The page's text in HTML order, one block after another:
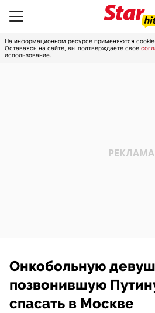
На информационном ресурсе применяются
Оставаясь на сайте, вы подтверждаете свое
использование.
Онкобольную
позвонившую
спасать в Москве